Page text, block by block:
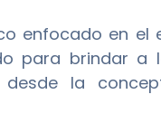
enfocado en el
para brindar a
la